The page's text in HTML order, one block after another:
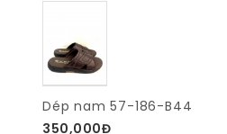
Dép nam 57-186-B44
350,000Đ